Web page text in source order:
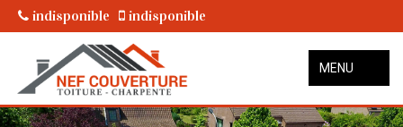
indisponible indisponible
MENU